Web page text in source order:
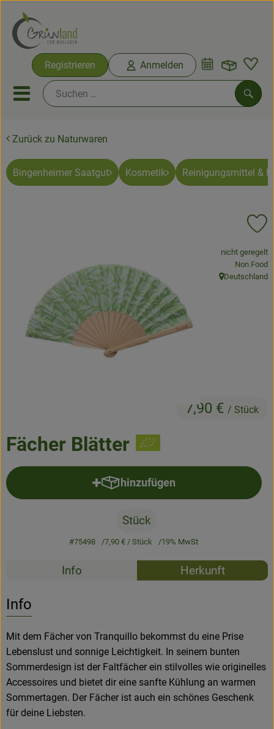
Registrieren Anmelden
Mobiles Menu öffnen oder
Ökokisten
Bio-Kochkisten
Frisches
Angebote & Neues
Naturwaren
Jobkiste
So geht’s
Zurück zu Naturwaren
Bingenheimer Saatgut Kosmetik Reinigungsmittel &
Fächer Blätter
7,90 € / Stück
, Verband:
nicht geregelt
,Non Food
, Herkunft:
Deutschland
hinzufügen
Produkt zum Warenkorb
Stück
#75498 7,90 €/ Stück 19% MwSt
Rezepte
Info Herkunft
Info
Mit dem Fächer von Tranquillo bekommst du eine Prise
Lebenslust und sonnige Leichtigkeit. In seinem bunten
Sommerdesign ist der Faltfächer ein stilvolles wie originelles
Accessoires und bietet dir eine sanfte Kühlung an warmen
Sommertagen. Der Fächer ist auch ein schönes Geschenk
für deine Liebsten.